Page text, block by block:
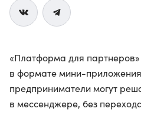
«Платформа для
в формате мини-
предприниматели могут
в мессенджере, без